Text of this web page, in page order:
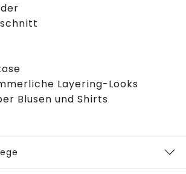
Layering-Looks
Blusen und Shirts